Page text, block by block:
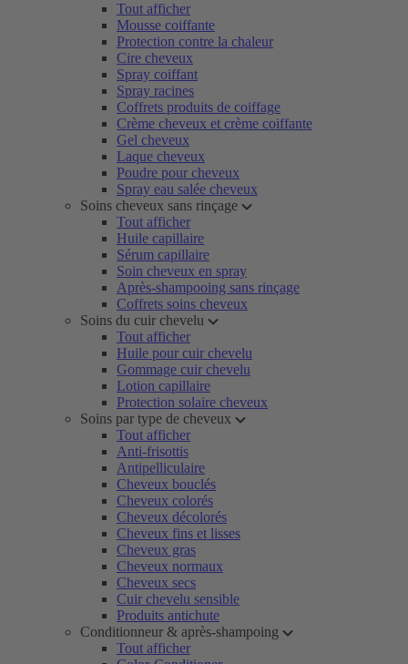
Tout afficher
Mousse coiffante
Protection contre la chaleur
Cire cheveux
Spray coiffant
Spray racines
Coffrets produits de coiffage
Crème cheveux et crème coiffante
Gel cheveux
Laque cheveux
Poudre pour cheveux
Spray eau salée cheveux
Soins cheveux sans rinçage
Tout afficher
Huile capillaire
Sérum capillaire
Soin cheveux en spray
Après-shampooing sans rinçage
Coffrets soins cheveux
Soins du cuir chevelu
Tout afficher
Huile pour cuir chevelu
Gommage cuir chevelu
Lotion capillaire
Protection solaire cheveux
Soins par type de cheveux
Tout afficher
Anti-frisottis
Antipelliculaire
Cheveux bouclés
Cheveux colorés
Cheveux décolorés
Cheveux fins et lisses
Cheveux gras
Cheveux normaux
Cheveux secs
Cuir chevelu sensible
Produits antichute
Conditionneur & après-shampoing
Tout afficher